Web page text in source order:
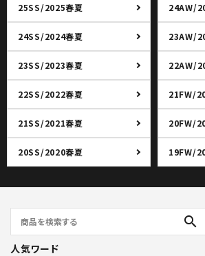
25SS/2025春夏 24AW/
24SS/2024春夏 23AW/
23SS/2023春夏 22AW/
22SS/2022春夏 21FW/
21SS/2021春夏 20FW/
20SS/2020春夏 19FW/
search
人気ワード